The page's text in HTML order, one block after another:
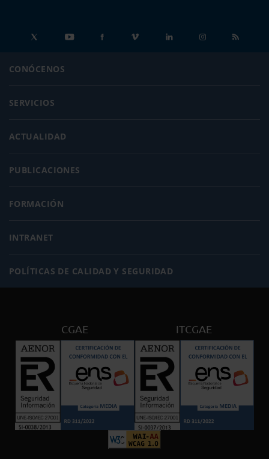
CONÓCENOS
SERVICIOS
ACTUALIDAD
PUBLICACIONES
FORMACIÓN
INTRANET
POLÍTICAS DE CALIDAD Y SEGURIDAD
CGAE ITCGAE